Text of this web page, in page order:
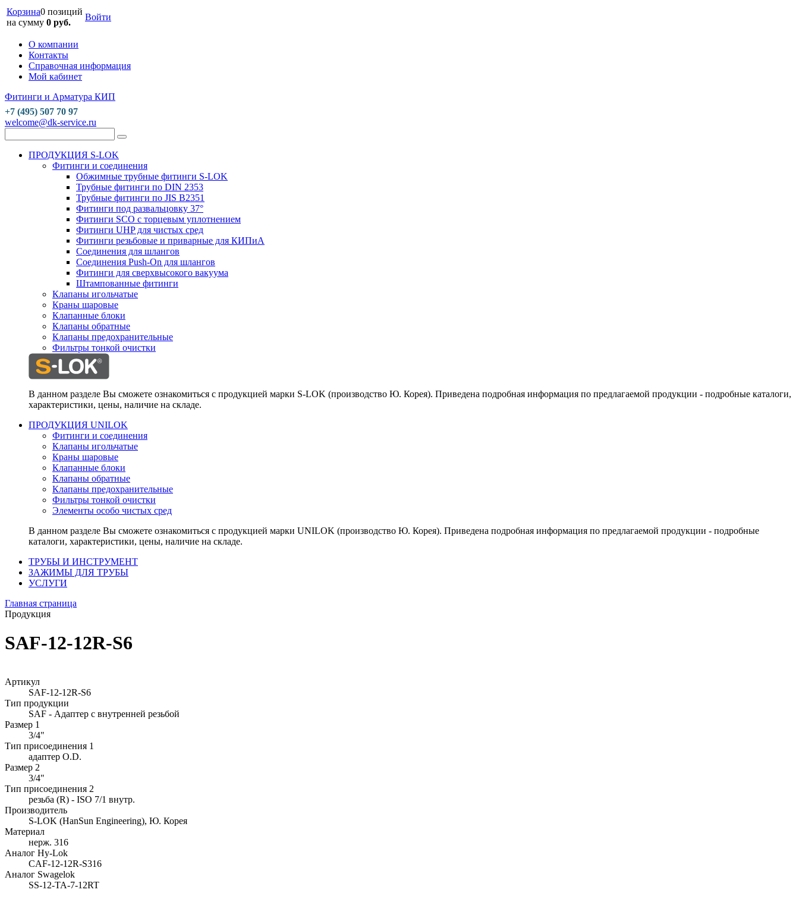
Корзина0 позиций
на сумму 0 руб.
Войти
О компании
Контакты
Справочная информация
Мой кабинет
Фитинги и Арматура КИП
+7 (495) 507 70 97
welcome@dk-service.ru
ПРОДУКЦИЯ S-LOK
Фитинги и соединения
Обжимные трубные фитинги S-LOK
Трубные фитинги по DIN 2353
Трубные фитинги по JIS B2351
Фитинги под развальцовку 37°
Фитинги SCO с торцевым уплотнением
Фитинги UHP для чистых сред
Фитинги резьбовые и приварные для КИПиА
Соединения для шлангов
Соединения Push-On для шлангов
Фитинги для сверхвысокого вакуума
Штампованные фитинги
Клапаны игольчатые
Краны шаровые
Клапанные блоки
Клапаны обратные
Клапаны предохранительные
Фильтры тонкой очистки
В данном разделе Вы сможете ознакомиться с продукцией марки S-LOK (производство Ю. Корея). Приведена подробная информация по предлагаемой продукции - подробные каталоги,
характеристики, цены, наличие на складе.
ПРОДУКЦИЯ UNILOK
Фитинги и соединения
Клапаны игольчатые
Краны шаровые
Клапанные блоки
Клапаны обратные
Клапаны предохранительные
Фильтры тонкой очистки
Элементы особо чистых сред
В данном разделе Вы сможете ознакомиться с продукцией марки UNILOK (производство Ю. Корея). Приведена подробная информация по предлагаемой продукции - подробные
каталоги, характеристики, цены, наличие на складе.
ТРУБЫ И ИНСТРУМЕНТ
ЗАЖИМЫ ДЛЯ ТРУБЫ
УСЛУГИ
Главная страница
Продукция
SAF-12-12R-S6
Артикул
SAF-12-12R-S6
Тип продукции
SAF - Адаптер с внутренней резьбой
Размер 1
3/4"
Тип присоединения 1
адаптер O.D.
Размер 2
3/4"
Тип присоединения 2
резьба (R) - ISO 7/1 внутр.
Производитель
S-LOK (HanSun Engineering), Ю. Корея
Материал
нерж. 316
Аналог Hy-Lok
CAF-12-12R-S316
Аналог Swagelok
SS-12-TA-7-12RT